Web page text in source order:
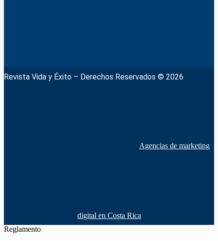
Revista Vida y Éxito – Derechos Reservados © 2026
Agencias de marketing
digital en Costa Rica
Reglamento